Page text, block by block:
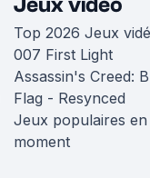
Top 2026 Jeux
007 First Light
Assassin's Creed:
Flag - Resynced
Jeux populaires en
moment